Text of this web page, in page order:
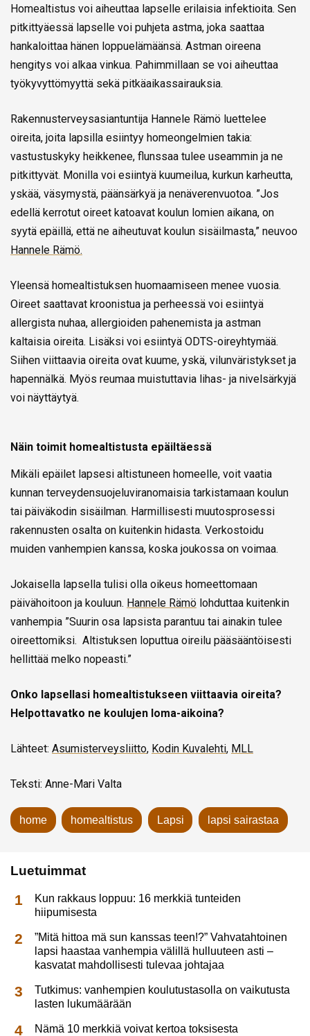
Homealtistus voi aiheuttaa lapselle erilaisia infektioita. Sen
pitkittyäessä lapselle voi puhjeta astma, joka saattaa
hankaloittaa hänen loppuelämäänsä. Astman oireena
hengitys voi alkaa vinkua. Pahimmillaan se voi aiheuttaa
työkyvyttömyyttä sekä pitkäaikassairauksia.
Rakennusterveysasiantuntija Hannele Rämö luettelee
oireita, joita lapsilla esiintyy homeongelmien takia:
vastustuskyky heikkenee, flunssaa tulee useammin ja ne
pitkittyvät. Monilla voi esiintyä kuumeilua, kurkun karheutta,
yskää, väsymystä, päänsärkyä ja nenäverenvuotoa. ”Jos
edellä kerrotut oireet katoavat koulun lomien aikana, on
syytä epäillä, että ne aiheutuvat koulun sisäilmasta,” neuvoo
Hannele Rämö.
Yleensä homealtistuksen huomaamiseen menee vuosia.
Oireet saattavat kroonistua ja perheessä voi esiintyä
allergista nuhaa, allergioiden pahenemista ja astman
kaltaisia oireita. Lisäksi voi esiintyä ODTS-oireyhtymää.
Siihen viittaavia oireita ovat kuume, yskä, vilunväristykset ja
hapennälkä. Myös reumaa muistuttavia lihas- ja nivelsärkyjä
voi näyttäytyä.
Näin toimit homealtistusta epäiltäessä
Mikäli epäilet lapsesi altistuneen homeelle, voit vaatia
kunnan terveydensuojeluviranomaisia tarkistamaan koulun
tai päiväkodin sisäilman. Harmillisesti muutosprosessi
rakennusten osalta on kuitenkin hidasta. Verkostoidu
muiden vanhempien kanssa, koska joukossa on voimaa.
Jokaisella lapsella tulisi olla oikeus homeettomaan
päivähoitoon ja kouluun. Hannele Rämö lohduttaa kuitenkin
vanhempia ”Suurin osa lapsista parantuu tai ainakin tulee
oireettomiksi. Altistuksen loputtua oireilu pääsääntöisesti
hellittää melko nopeasti.”
Onko lapsellasi homealtistukseen viittaavia oireita?
Helpottavatko ne koulujen loma-aikoina?
Lähteet: Asumisterveysliitto, Kodin Kuvalehti, MLL
Teksti: Anne-Mari Valta
home homealtistus Lapsi lapsi sairastaa
Luetuimmat
Kun rakkaus loppuu: 16 merkkiä tunteiden
hiipumisesta
”Mitä hittoa mä sun kanssas teen!?” Vahvatahtoinen
lapsi haastaa vanhempia välillä hulluuteen asti –
kasvatat mahdollisesti tulevaa johtajaa
Tutkimus: vanhempien koulutustasolla on vaikutusta
lasten lukumäärään
Nämä 10 merkkiä voivat kertoa toksisesta